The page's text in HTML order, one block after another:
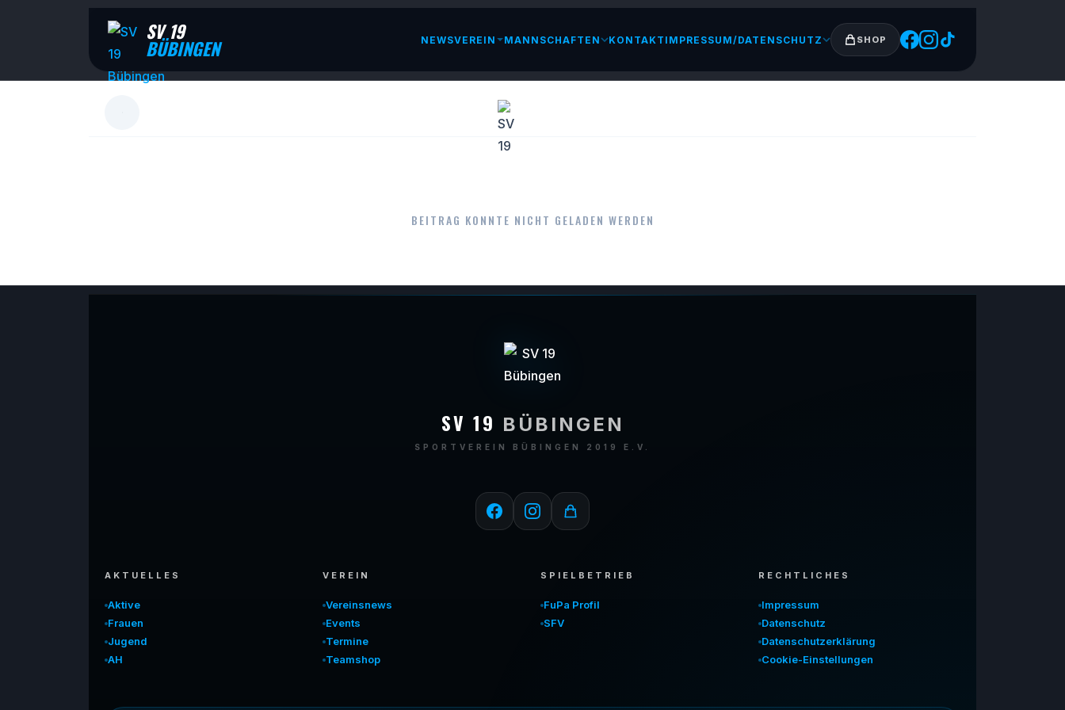
SV 19
BÜBINGEN NEWSVEREIN MANNSCHAFTEN KONTAKT IMPRESSUM/DATENSCHUTZ SHOP
BEITRAG KONNTE NICHT GELADEN WERDEN
SV 19 BÜBINGEN
SPORTVEREIN BÜBINGEN 2019 E.V.
AKTUELLES
Aktive
Frauen
Jugend
AH
VEREIN
Vereinsnews
Events
Termine
Teamshop
SPIELBETRIEB
FuPa Profil
SFV
RECHTLICHES
Impressum
Datenschutz
Datenschutzerklärung
Cookie-Einstellungen